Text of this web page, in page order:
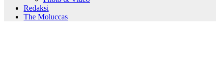
Redaksi
The Moluccas